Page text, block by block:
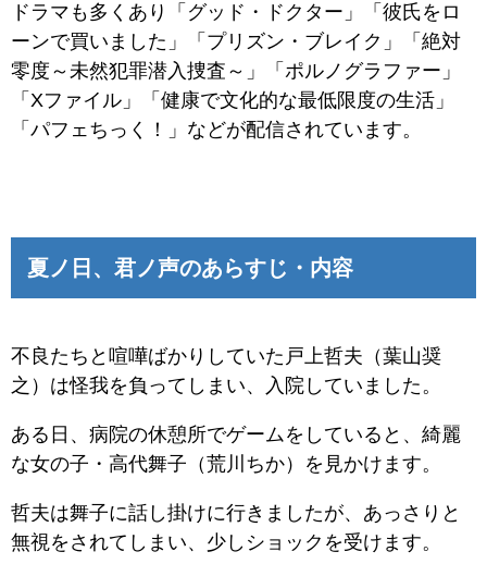
ドラマも多くあり「グッド・ドクター」「彼氏をロ
ーンで買いました」「プリズン・ブレイク」「絶対
零度～未然犯罪潜入捜査～」「ポルノグラファー」
「Xファイル」「健康で文化的な最低限度の生活」
「パフェちっく！」などが配信されています。
夏ノ日、君ノ声のあらすじ・内容
不良たちと喧嘩ばかりしていた戸上哲夫（葉山奨
之）は怪我を負ってしまい、入院していました。
ある日、病院の休憩所でゲームをしていると、綺麗
な女の子・高代舞子（荒川ちか）を見かけます。
哲夫は舞子に話し掛けに行きましたが、あっさりと
無視をされてしまい、少しショックを受けます。